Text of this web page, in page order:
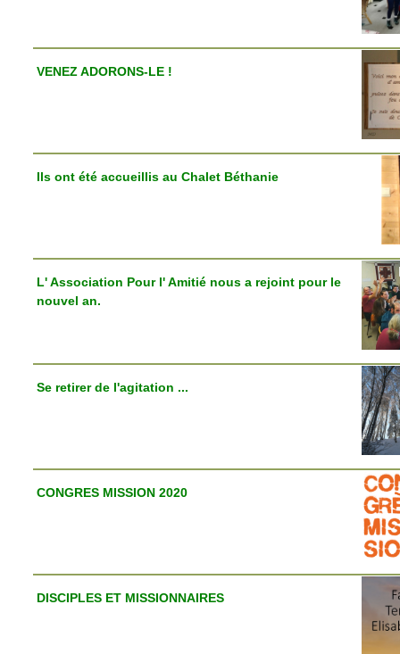
VENEZ ADORONS-LE !
Ils ont été accueillis au Chalet Béthanie
L' Association Pour l' Amitié nous a rejoint pour le
nouvel an.
Se retirer de l'agitation ...
CONGRES MISSION 2020
DISCIPLES ET MISSIONNAIRES